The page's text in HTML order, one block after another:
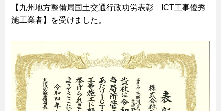
【九州地方整備局国土交通行政功労表彰 ICT工事優秀
施工業者】を受けました。